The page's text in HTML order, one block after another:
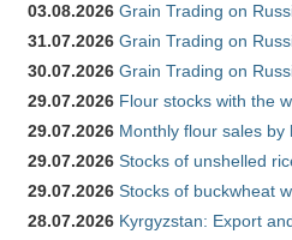
03.08.2026 Grain Trading on
31.07.2026 Grain Trading on
30.07.2026 Grain Trading on
29.07.2026 Flour stocks with the
29.07.2026 Monthly flour sales
29.07.2026 Stocks of unshelled
29.07.2026 Stocks of buckwheat
28.07.2026 Kyrgyzstan: Export